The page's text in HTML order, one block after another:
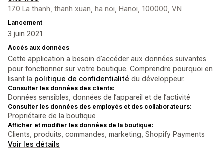
170 La thanh, thanh xuan, ha noi, Hanoi, 100000, VN
Lancement
3 juin 2021
Accès aux données
Cette application a besoin d’accéder aux données suivantes
pour fonctionner sur votre boutique. Comprendre pourquoi en
lisant la politique de confidentialité du développeur.
Consulter les données des clients:
Données sensibles, données de l’appareil et de l’activité
Consulter les données des employés et des collaborateurs:
Propriétaire de la boutique
Afficher et modifier les données de la boutique:
Clients, produits, commandes, marketing, Shopify Payments
Voir les détails